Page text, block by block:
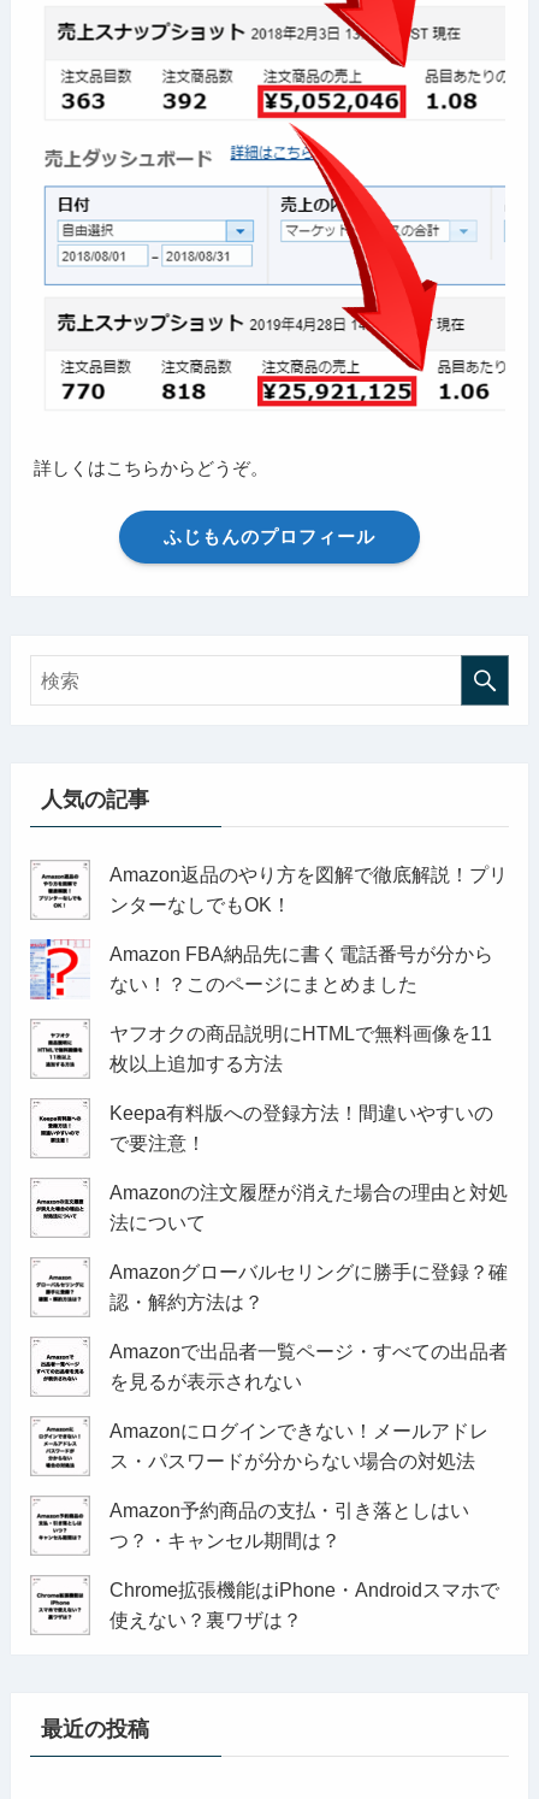
詳しくはこちらからどうぞ。
ふじもんのプロフィール
人気の記事
Amazon返品のやり方を図解で徹底解説！プリ
ンターなしでもOK！
Amazon FBA納品先に書く電話番号が分から
ない！？このページにまとめました
ヤフオクの商品説明にHTMLで無料画像を11
枚以上追加する方法
Keepa有料版への登録方法！間違いやすいの
で要注意！
Amazonの注文履歴が消えた場合の理由と対処
法について
Amazonグローバルセリングに勝手に登録？確
認・解約方法は？
Amazonで出品者一覧ページ・すべての出品者
を見るが表示されない
Amazonにログインできない！メールアドレ
ス・パスワードが分からない場合の対処法
Amazon予約商品の支払・引き落としはい
つ？・キャンセル期間は？
Chrome拡張機能はiPhone・Androidスマホで
使えない？裏ワザは？
最近の投稿